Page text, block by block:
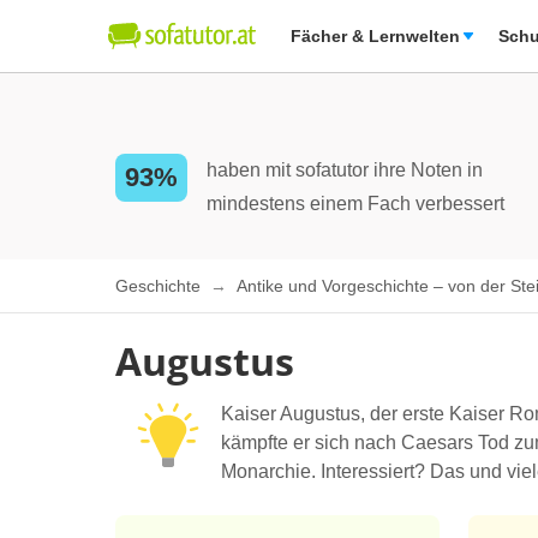
Fächer & Lernwelten
93%
haben mit sofatutor ihre Noten in
mindestens einem Fach verbessert
Geschichte Antike und Vorgeschichte – von der
Augustus
Kaiser Augustus, der erste Kaiser
kämpfte er sich nach Caesars Tod
Monarchie. Interessiert? Das und